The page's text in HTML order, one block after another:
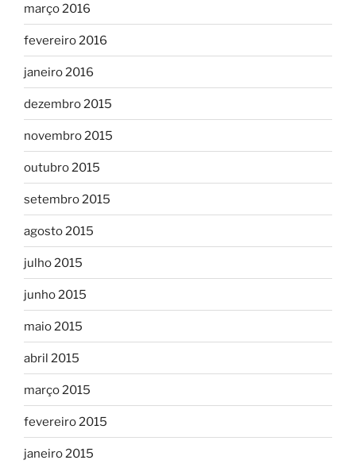
março 2016
fevereiro 2016
janeiro 2016
dezembro 2015
novembro 2015
outubro 2015
setembro 2015
agosto 2015
julho 2015
junho 2015
maio 2015
abril 2015
março 2015
fevereiro 2015
janeiro 2015